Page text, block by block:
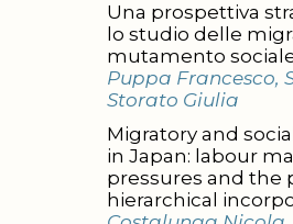
Una prospettiva
lo studio delle
Puppa Francesco,
Storato Giulia
Migratory and
in Japan: labour
pressures and the